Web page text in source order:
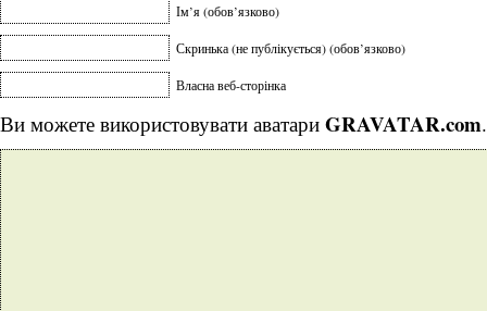
Ім’я (обов’язково)
Скринька (не публікується) (обов’язково)
Власна веб-сторінка
Ви можете використовувати аватари GRAVATAR.com.